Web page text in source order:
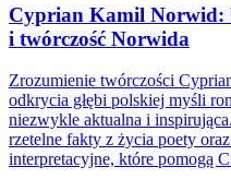
Cyprian Kamil Norwid:
i twórczość Norwida
Zrozumienie twórczości
odkrycia głębi polskiej myśli
niezwykle aktualna i
rzetelne fakty z życia poety
interpretacyjne, które pomogą